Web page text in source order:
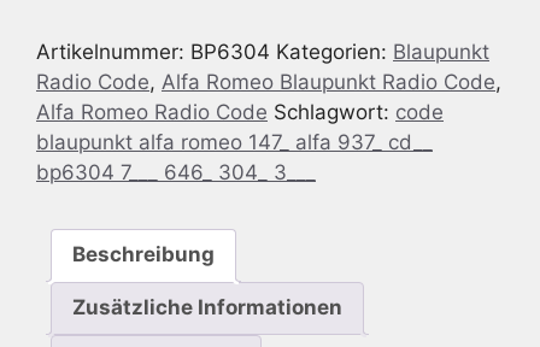
Blaupunkt
BP6304
Alfa
Romeo
147/ALFA
CD
646
Artikelnummer: BP6304 Kategorien: Blaupunkt
Radio Code, Alfa Romeo Blaupunkt Radio Code,
Alfa Romeo Radio Code Schlagwort: code
blaupunkt alfa romeo 147_ alfa 937_ cd__
bp6304 7___ 646_ 304_ 3___
Beschreibung
Zusätzliche Informationen